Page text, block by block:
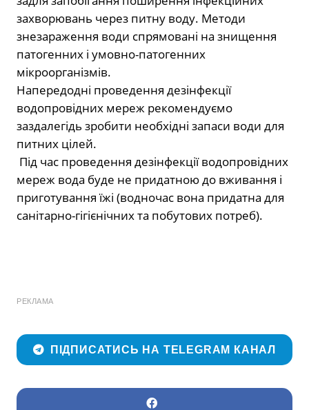
захворювань через питну воду. Методи
знезараження води спрямовані на знищення
патогенних і умовно-патогенних
мікроорганізмів.
Напередодні проведення дезінфекції
водопровідних мереж рекомендуємо
заздалегідь зробити необхідні запаси води для
питних цілей.
Під час проведення дезінфекції водопровідних
мереж вода буде не придатною до вживання і
приготування їжі (водночас вона придатна для
санітарно-гігієнічних та побутових потреб).
РЕКЛАМА
ПІДПИСАТИСЬ НА TELEGRAM КАНАЛ